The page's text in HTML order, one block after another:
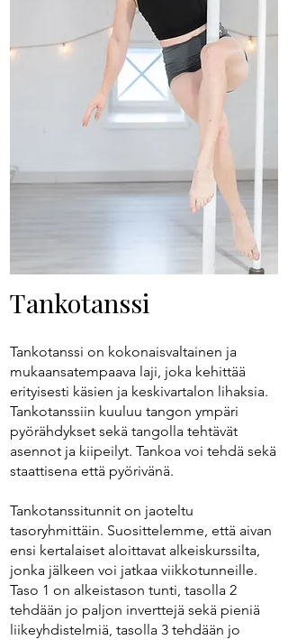
Tankotanssi
Tankotanssi on kokonaisvaltainen ja
mukaansatempaava laji, joka kehittää
erityisesti käsien ja keskivartalon lihaksia.
Tankotanssiin kuuluu tangon ympäri
pyörähdykset sekä tangolla tehtävät
asennot ja kiipeilyt. Tankoa voi tehdä sekä
staattisena että pyörivänä.
Tankotanssitunnit on jaoteltu
tasoryhmittäin. Suosittelemme, että aivan
ensi kertalaiset aloittavat alkeiskurssilta,
jonka jälkeen voi jatkaa viikkotunneille.
Taso 1 on alkeistason tunti, tasolla 2
tehdään jo paljon inverttejä sekä pieniä
liikeyhdistelmiä, tasolla 3 tehdään jo